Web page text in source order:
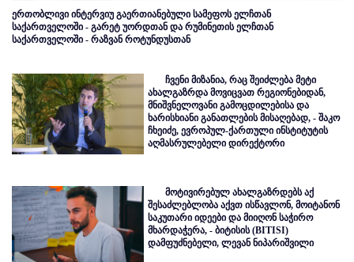
ერთობლივი ინტერვიუ გაერთიანებული სამეფოს ელჩთან
საქართველოში - გარეტ უორდთან და რუმინეთის ელჩთან
საქართველოში - რაზვან როტუნდუსთან
ჩვენი მიზანია, რაც შეიძლება მეტი
ახალგაზრდა მოვიცვათ რეგიონებიდან,
მნიშვნელოვანი გამოცდილებისა და
ხარისხიანი განათლების მისაღებად, - შაკო
ჩხეიძე, ევროპულ-ქართული ინსტიტუტის
აღმასრულებელი დირექტორი
მოტივირებულ ახალგაზრდებს აქ
შესაძლებლობა აქვთ ისწავლონ, მოიტანონ
საკუთარი იდეები და მიიღონ საჭირო
მხარდაჭერა, - ბიტისის (BITISI)
დამფუძნებელი, ლევან ნიპარიშვილი